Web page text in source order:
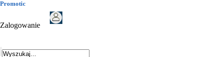
Promotic
Zalogowanie